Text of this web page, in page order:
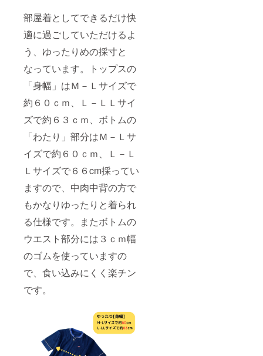
部屋着としてできるだけ快
適に過ごしていただけるよ
う、ゆったりめの採寸と
なっています。トップスの
「身幅」はＭ－Ｌサイズで
約６０ｃｍ、Ｌ－ＬＬサイ
ズで約６３ｃｍ、ボトムの
「わたり」部分はＭ－Ｌサ
イズで約６０ｃｍ、Ｌ－Ｌ
Ｌサイズで６６cm採ってい
ますので、中肉中背の方で
もかなりゆったりと着られ
る仕様です。またボトムの
ウエスト部分には３ｃｍ幅
のゴムを使っていますの
で、食い込みにくく楽チン
です。